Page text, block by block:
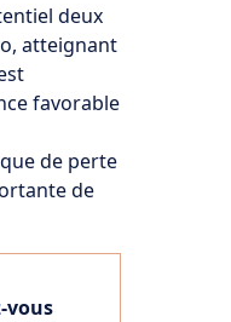
deux
atteignant
favorable
de perte
de
vous